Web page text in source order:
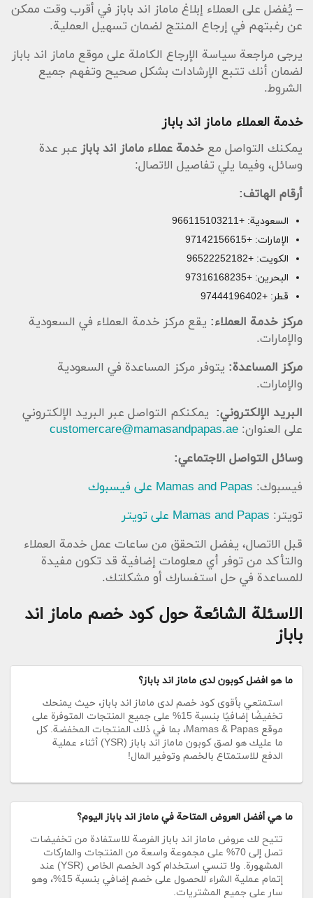
– يُفضل على العملاء إبلاغ ماماز اند باباز في أقرب وقت ممكن
عن رغبتهم في إرجاع المنتج لضمان تسهيل العملية.
يرجى مراجعة سياسة الإرجاع الكاملة على موقع ماماز اند باباز
لضمان أنك تتبع الإرشادات بشكل صحيح وتفهم جميع
الشروط.
خدمة العملاء ماماز اند باباز
يمكنك التواصل مع خدمة عملاء ماماز اند بابازعبر عدة
وسائل، وفيما يلي تفاصيل الاتصال:
أرقام الهاتف:
السعودية: +966115103211
الإمارات: +97142156615
الكويت: +96522252182
البحرين: +97316168235
قطر: +97444196402
مركز خدمة العملاء: يقع مركز خدمة العملاء في السعودية
والإمارات.
مركز المساعدة: يتوفر مركز المساعدة في السعودية
والإمارات.
البريد الإلكتروني: يمكنكم التواصل عبر البريد الإلكتروني
على العنوان: customercare@mamasandpapas.ae
وسائل التواصل الاجتماعي:
فيسبوك: Mamas and Papas على فيسبوك
تويتر: Mamas and Papas على تويتر
قبل الاتصال، يفضل التحقق من ساعات عمل خدمة العملاء
والتأكد من توفر أي معلومات إضافية قد تكون مفيدة
للمساعدة في حل استفسارك أو مشكلتك.
الاسئلة الشائعة حول كود خصم ماماز اند
باباز
ما هو افضل كوبون لدى ماماز اند باباز؟
استمتعي بأقوى كود خصم لدى ماماز اند باباز، حيث يمنحك
تخفيضًا إضافيًا بنسبة 15% على جميع المنتجات المتوفرة على
موقع Mamas & Papas، بما في ذلك المنتجات المخفضة. كل
ما عليك هو لصق كوبون ماماز اند باباز (YSR) أثناء عملية
الدفع للاستمتاع بالخصم وتوفير المال!
ما هي أفضل العروض المتاحة في ماماز اند باباز اليوم؟
تتيح لك عروض ماماز اند باباز الفرصة للاستفادة من تخفيضات
تصل إلى 70% على مجموعة واسعة من المنتجات والماركات
المشهورة. ولا تنسي استخدام كود الخصم الخاص (YSR) عند
إتمام عملية الشراء للحصول على خصم إضافي بنسبة 15%، وهو
سارٍ على جميع المشتريات.